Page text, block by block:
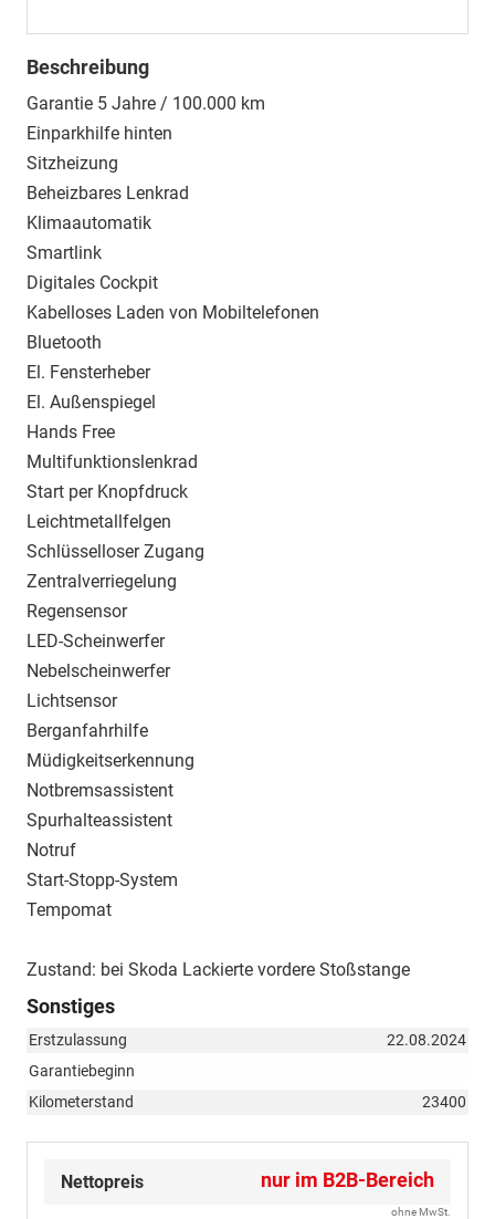
Beschreibung
Garantie 5 Jahre / 100.000 km
Einparkhilfe hinten
Sitzheizung
Beheizbares Lenkrad
Klimaautomatik
Smartlink
Digitales Cockpit
Kabelloses Laden von Mobiltelefonen
Bluetooth
El. Fensterheber
El. Außenspiegel
Hands Free
Multifunktionslenkrad
Start per Knopfdruck
Leichtmetallfelgen
Schlüsselloser Zugang
Zentralverriegelung
Regensensor
LED-Scheinwerfer
Nebelscheinwerfer
Lichtsensor
Berganfahrhilfe
Müdigkeitserkennung
Notbremsassistent
Spurhalteassistent
Notruf
Start-Stopp-System
Tempomat
Zustand: bei Skoda Lackierte vordere Stoßstange
Sonstiges
Erstzulassung
22.08.2024
Garantiebeginn
Kilometerstand
23400
Nettopreis nur im B2B-Bereich
ohne MwSt.